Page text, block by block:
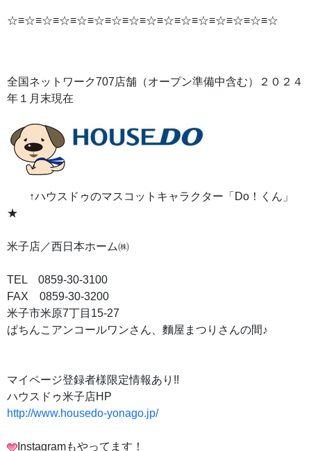
☆≡☆≡☆≡☆≡☆≡☆≡☆≡☆≡☆≡☆≡☆≡☆≡☆≡☆≡☆≡☆
全国ネットワーク707店舗（オープン準備中含む）２０２４
年１月末現在
↑ハウスドゥのマスコットキャラクター「Do！くん」
★
米子店／西日本ホーム㈱
TEL 0859-30-3100
FAX 0859-30-3200
米子市米原7丁目15-27
ぱちんこアンコールワンさん、麵屋まつりさんの間♪
マイページ登録者様限定情報あり!!
ハウスドゥ米子店HP
http://www.housedo-yonago.jp/
Instagramもやってます！